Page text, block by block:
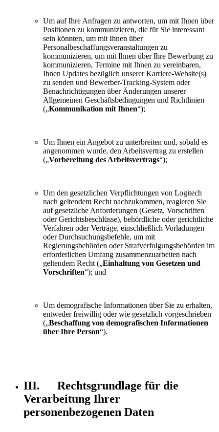
Um auf Ihre Anfragen zu antworten, um mit Ihnen über
Positionen zu kommunizieren, die für Sie interessant
sein könnten, um mit Ihnen über
Personalbeschaffungsveranstaltungen zu
kommunizieren, um mit Ihnen über Ihre Bewerbung zu
kommunizieren, Termine mit Ihnen zu vereinbaren,
Ihnen Updates bezüglich unserer Karriere-Website(s)
zu senden und Bewerber-Tracking-System oder
Benachrichtigungen über Änderungen unserer
Allgemeinen Geschäftsbedingungen und Richtlinien
(„Kommunikation mit Ihnen“);
Um Ihnen ein Angebot zu unterbreiten und, sobald es
angenommen wurde, den Arbeitsvertrag zu erstellen
(„Vorbereitung des Arbeitsvertrags“);
Um den gesetzlichen Verpflichtungen von Logitech
nach geltendem Recht nachzukommen, reagieren Sie
auf gesetzliche Anforderungen (Gesetz, Vorschriften
oder Gerichtsbeschlüsse), behördliche oder gerichtliche
Verfahren oder Verträge, einschließlich Vorladungen
oder Durchsuchungsbefehle, um mit
Regierungsbehörden oder Strafverfolgungsbehörden im
erforderlichen Umfang zusammenzuarbeiten nach
geltendem Recht („Einhaltung von Gesetzen und
Vorschriften“); und
Um demografische Informationen über Sie zu erhalten,
entweder freiwillig oder wie gesetzlich vorgeschrieben
(„Beschaffung von demografischen Informationen
über Ihre Person“).
III. Rechtsgrundlage für die
Verarbeitung Ihrer
personenbezogenen Daten